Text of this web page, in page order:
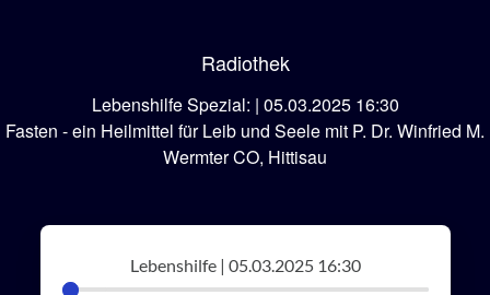
Radiothek
Lebenshilfe Spezial: | 05.03.2025 16:30
Fasten - ein Heilmittel für Leib und Seele mit P. Dr. Winfried M.
Wermter CO, Hittisau
Lebenshilfe | 05.03.2025 16:30